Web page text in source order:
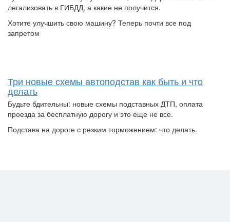
легализовать в ГИБДД, а какие не получится.
Хотите улучшить свою машину? Теперь почти все под
запретом
Три новые схемы автоподстав как быть и что
делать
Будьте бдительны: новые схемы подставных ДТП, оплата
проезда за бесплатную дорогу и это еще не все.
Подстава на дороге с резким торможением: что делать.